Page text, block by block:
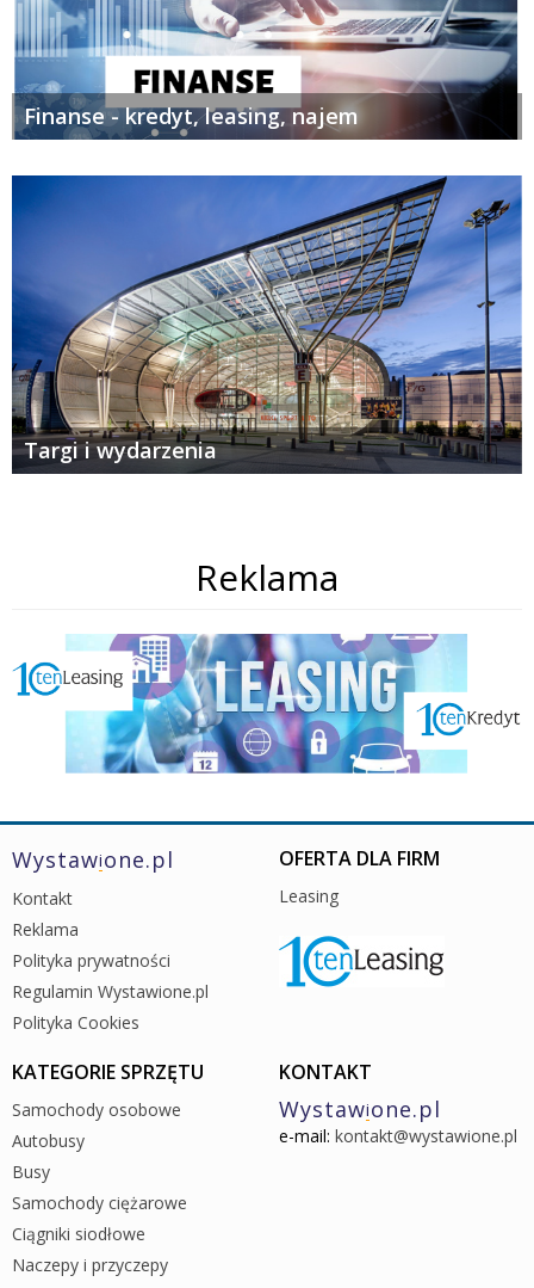
Finanse - kredyt, leasing, najem
Targi i wydarzenia
Reklama
Wystawione.pl
Kontakt
Reklama
Polityka prywatności
Regulamin Wystawione.pl
Polityka Cookies
OFERTA DLA FIRM
Leasing
KATEGORIE SPRZĘTU
Samochody osobowe
Autobusy
Busy
Samochody ciężarowe
Ciągniki siodłowe
Naczepy i przyczepy
KONTAKT
Wystawione.pl
e-mail: kontakt@wystawione.pl